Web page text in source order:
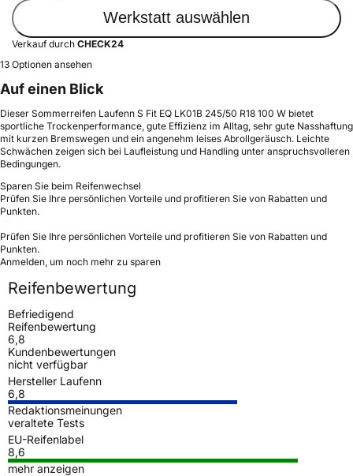
Werkstatt auswählen
Verkauf durch CHECK24
13 Optionen ansehen
Auf einen Blick
Dieser Sommerreifen Laufenn S Fit EQ LK01B 245/50 R18 100 W bietet
sportliche Trockenperformance, gute Effizienz im Alltag, sehr gute Nasshaftung
mit kurzen Bremswegen und ein angenehm leises Abrollgeräusch. Leichte
Schwächen zeigen sich bei Laufleistung und Handling unter anspruchsvolleren
Bedingungen.
Sparen Sie beim Reifenwechsel
Prüfen Sie Ihre persönlichen Vorteile und profitieren Sie von Rabatten und
Punkten.
Prüfen Sie Ihre persönlichen Vorteile und profitieren Sie von Rabatten und
Punkten.
Anmelden, um noch mehr zu sparen
Reifenbewertung
Befriedigend
Reifenbewertung
6,8
Kundenbewertungen
nicht verfügbar
Hersteller Laufenn
6,8
Redaktionsmeinungen
veraltete Tests
EU-Reifenlabel
8,6
mehr anzeigen